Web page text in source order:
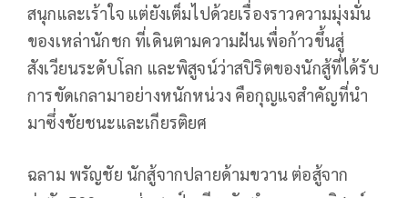
สนุกและเร้าใจ แต่ยังเต็มไปด้วยเรื่องราวความมุ่งมั่น
ของเหล่านักชก ที่เดินตามความฝันเพื่อก้าวขึ้นสู่
สังเวียนระดับโลก และพิสูจน์ว่าสปิริตของนักสู้ที่ได้รับ
การขัดเกลามาอย่างหนักหน่วง คือกุญแจสำคัญที่นำ
มาซึ่งชัยชนะและเกียรติยศ
ฉลาม พรัญชัย นักสู้จากปลายด้ามขวาน ต่อสู้จาก